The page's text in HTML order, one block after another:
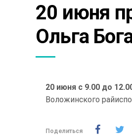
20 июня
Ольга
20 июня с 9.00 до
Воложинского
Поделиться